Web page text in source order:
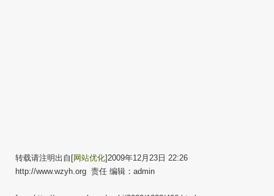
转载请注明出自[网站优化]2009年12月23日 22:26
http://www.wzyh.org 责任 编辑：admin